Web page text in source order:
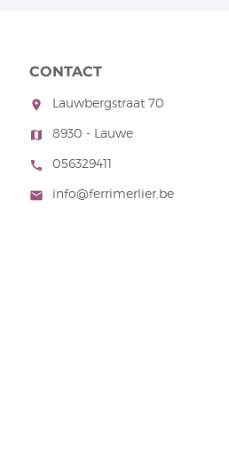
CONTACT
room Lauwbergstraat 70
map 8930 - Lauwe
call 056329411
mail info@ferrimerlier.be